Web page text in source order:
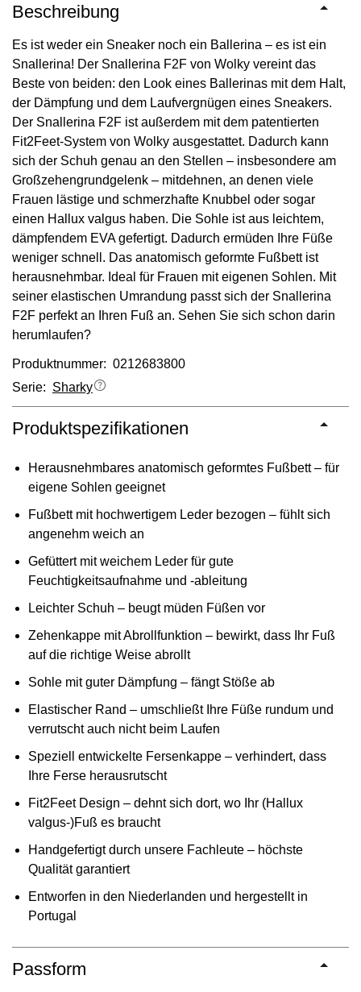
Beschreibung
Es ist weder ein Sneaker noch ein Ballerina – es ist ein
Snallerina! Der Snallerina F2F von Wolky vereint das
Beste von beiden: den Look eines Ballerinas mit dem Halt,
der Dämpfung und dem Laufvergnügen eines Sneakers.
Der Snallerina F2F ist außerdem mit dem patentierten
Fit2Feet-System von Wolky ausgestattet. Dadurch kann
sich der Schuh genau an den Stellen – insbesondere am
Großzehengrundgelenk – mitdehnen, an denen viele
Frauen lästige und schmerzhafte Knubbel oder sogar
einen Hallux valgus haben. Die Sohle ist aus leichtem,
dämpfendem EVA gefertigt. Dadurch ermüden Ihre Füße
weniger schnell. Das anatomisch geformte Fußbett ist
herausnehmbar. Ideal für Frauen mit eigenen Sohlen. Mit
seiner elastischen Umrandung passt sich der Snallerina
F2F perfekt an Ihren Fuß an. Sehen Sie sich schon darin
herumlaufen?
Produktnummer: 0212683800
Serie: Sharky
Produktspezifikationen
Herausnehmbares anatomisch geformtes Fußbett – für
eigene Sohlen geeignet
Fußbett mit hochwertigem Leder bezogen – fühlt sich
angenehm weich an
Gefüttert mit weichem Leder für gute
Feuchtigkeitsaufnahme und -ableitung
Leichter Schuh – beugt müden Füßen vor
Zehenkappe mit Abrollfunktion – bewirkt, dass Ihr Fuß
auf die richtige Weise abrollt
Sohle mit guter Dämpfung – fängt Stöße ab
Elastischer Rand – umschließt Ihre Füße rundum und
verrutscht auch nicht beim Laufen
Speziell entwickelte Fersenkappe – verhindert, dass
Ihre Ferse herausrutscht
Fit2Feet Design – dehnt sich dort, wo Ihr (Hallux
valgus-)Fuß es braucht
Handgefertigt durch unsere Fachleute – höchste
Qualität garantiert
Entworfen in den Niederlanden und hergestellt in
Portugal
Passform